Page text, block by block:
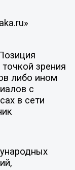
зрения
либо ином
с
в сети